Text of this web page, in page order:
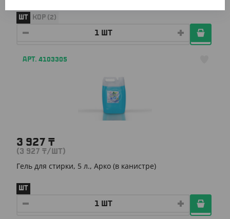
ШТ КОР (2)
АРТ. 4103305
3 927 ₸
(3 927 ₸/ШТ)
Гель для стирки, 5 л., Арко (в канистре)
ШТ